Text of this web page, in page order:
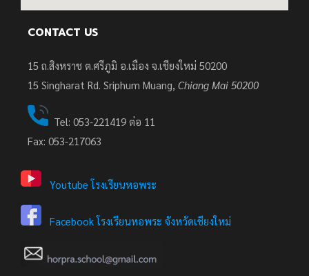
CONTACT US
15 ถ.สิงหราช ต.ศรีภูมิ อ.เมือง จ.เชียงใหม่ 50200
15 Singharat Rd. Sriphum Muang, Chiang Mai 50200
Tel: 053-221419 ต่อ 11
Fax: 053-217063
Youtube โรงเรียนหอพระ
Facebook โรงเรียนหอพระ จังหวัดเชียงใหม่